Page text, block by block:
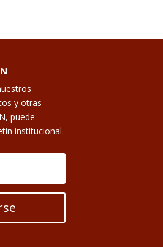
y otras
puede
institucional.